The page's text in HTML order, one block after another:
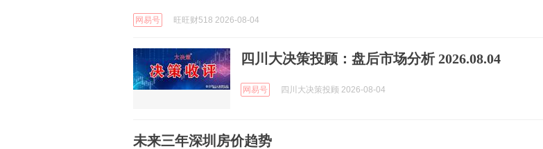
网易号 旺旺财518 2026-08-04
四川大决策投顾：盘后市场分析 2026.08.04
网易号 四川大决策投顾 2026-08-04
未来三年深圳房价趋势